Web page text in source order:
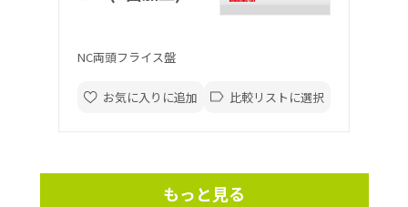
NC両頭フライス盤
お気に入りに追加 比較リストに選択
もっと見る